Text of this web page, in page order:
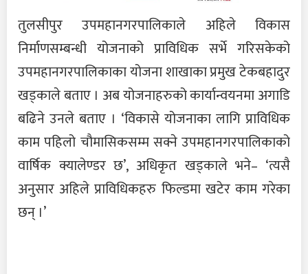
तुलसीपुर उपमहानगरपालिकाले अहिले विकास
निर्माणसम्बन्धी योजनाको प्राविधिक सर्भे गरिसकेको
उपमहानगरपालिकाका योजना शाखाका प्रमुख टेकबहादुर
खड्काले बताए । अब योजनाहरुको कार्यान्वयनमा अगाडि
बढिने उनले बताए । ‘विकासे योजनाका लागि प्राविधिक
काम पहिलो चौमासिकसम्म सक्ने उपमहानगरपालिकाको
वार्षिक क्यालेण्डर छ’, अधिकृत खड्काले भने– ‘त्यसै
अनुसार अहिले प्राविधिकहरु फिल्डमा खटेर काम गरेका
छन् ।’